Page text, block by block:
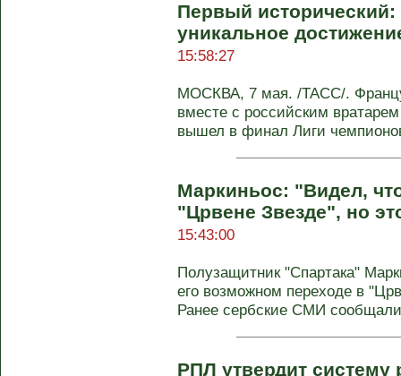
Первый
уникальное
15:58:27
МОСКВА, 7 мая. /ТАСС/.
вместе с российским
вышел в финал Лиги
Маркиньос: "Видел,
"Црвене Звезде", но
15:43:00
Полузащитник "Спартака"
его возможном переходе в
Ранее сербские СМИ
РПЛ утвердит систему